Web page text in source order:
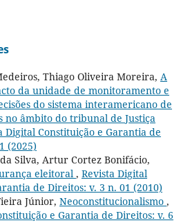
Thiago Oliveira Moreira, A
da unidade de monitoramento e
do sistema interamericano de
no âmbito do tribunal de Justiça
Digital Constituição e Garantia de
(2025)
Silva, Artur Cortez Bonifácio,
eleitoral , Revista Digital
de Direitos: v. 3 n. 01 (2010)
Júnior, Neoconstitucionalismo ,
e Garantia de Direitos: v. 6